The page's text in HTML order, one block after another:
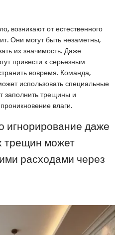
возникают от естественного
Они могут быть незаметны,
их значимость. Даже
привести к серьезным
вовремя. Команда,
использовать специальные
заполнить трещины и
влаги.
игнорирование даже
трещин может
расходами через